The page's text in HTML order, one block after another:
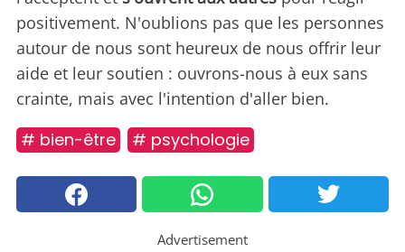
positivement. N'oublions pas que les personnes
autour de nous sont heureux de nous offrir leur
aide et leur soutien : ouvrons-nous à eux sans
crainte, mais avec l'intention d'aller bien.
# bien-être # psychologie
Advertisement